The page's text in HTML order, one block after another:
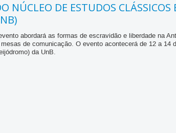
NÚCLEO DE ESTUDOS CLÁSSICOS
abordará as formas de escravidão e liberdade na
de comunicação. O evento acontecerá de 12 a 14
da UnB.